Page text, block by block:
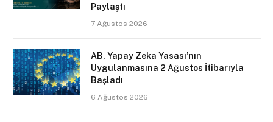
Paylaştı
7 Ağustos 2026
AB, Yapay Zeka Yasası’nın
Uygulanmasına 2 Ağustos İtibarıyla
Başladı
6 Ağustos 2026